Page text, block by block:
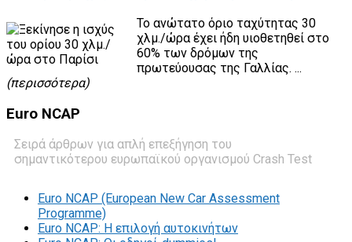
Το ανώτατο όριο ταχύτητας 30
χλμ./ώρα έχει ήδη υιοθετηθεί στο
60% των δρόμων της
πρωτεύουσας της Γαλλίας. ...
(περισσότερα)
Euro NCAP
Σειρά άρθρων για απλή επεξήγηση του
σημαντικότερου ευρωπαϊκού οργανισμού Crash Test
Euro NCAP (European New Car Assessment
Programme)
Euro NCAP: Η επιλογή αυτοκινήτων